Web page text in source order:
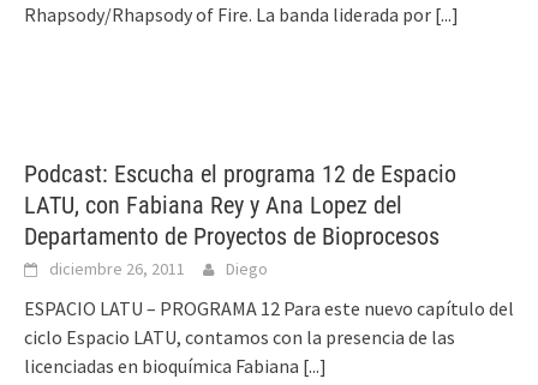
Rhapsody/Rhapsody of Fire. La banda liderada por [...]
Podcast: Escucha el programa 12 de Espacio
LATU, con Fabiana Rey y Ana Lopez del
Departamento de Proyectos de Bioprocesos
diciembre 26, 2011 Diego
ESPACIO LATU – PROGRAMA 12 Para este nuevo capítulo del
ciclo Espacio LATU, contamos con la presencia de las
licenciadas en bioquímica Fabiana [...]